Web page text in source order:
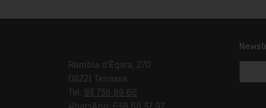
Rambla d'Ègara, 270
08221 Terrassa
Tel. 93 736 89 66